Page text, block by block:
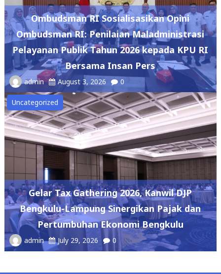
Ombudsman RI Sosialisasikan Opini
Ombudsman RI: Penilaian Maladministrasi
Pelayanan Publik Tahun 2026 kepada KPU RI
Bersama Insan Pers
admin August 3, 2026 0
Uncategorized
Gelar Tax Gathering 2026, Kanwil DJP
Bengkulu-Lampung Sinergikan Pajak dan
Pertumbuhan Ekonomi Bengkulu
admin July 29, 2026 0